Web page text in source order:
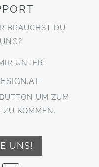
BRAUCHST DU
UNTER:
UM ZUM
ZU KOMMEN.
UNS!